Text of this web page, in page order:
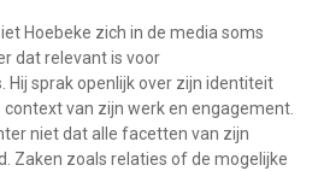
Hoebeke zich in de media soms
dat relevant is voor
Hij sprak openlijk over zijn identiteit
context van zijn werk en engagement.
niet dat alle facetten van zijn
Zaken zoals relaties of de mogelijke